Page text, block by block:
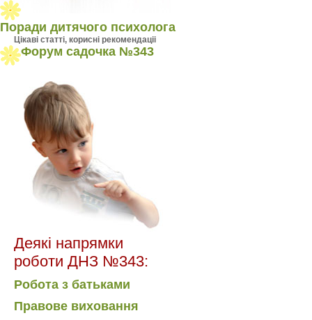
Поради дитячого психолога
Цiкавi статтi, кориснi рекомендацii
Форум садочка №343
Деякі напрямки
роботи ДНЗ №343:
Робота з батьками
Правове виховання